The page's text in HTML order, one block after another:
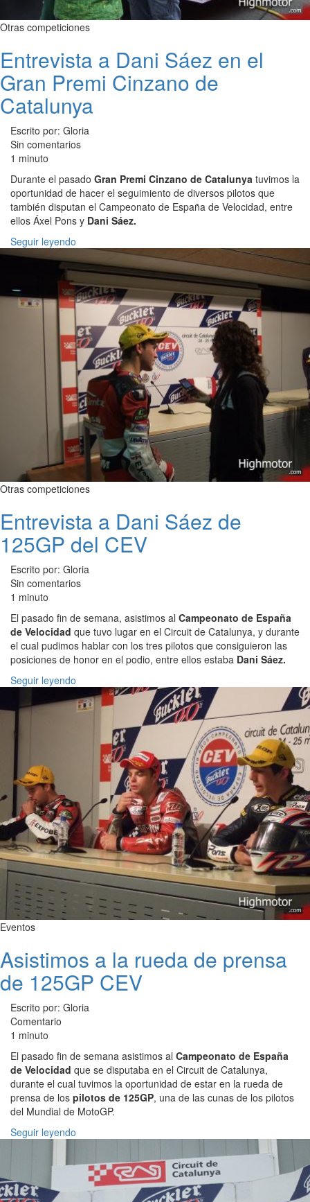
Otras competiciones
Entrevista a Dani Sáez en el
Gran Premi Cinzano de
Catalunya
Escrito por: Gloria
Sin comentarios
1 minuto
Durante el pasado Gran Premi Cinzano de Catalunya tuvimos la
oportunidad de hacer el seguimiento de diversos pilotos que
también disputan el Campeonato de España de Velocidad, entre
ellos Áxel Pons y Dani Sáez.
Seguir leyendo
Otras competiciones
Entrevista a Dani Sáez de
125GP del CEV
Escrito por: Gloria
Sin comentarios
1 minuto
El pasado fin de semana, asistimos al Campeonato de España
de Velocidad que tuvo lugar en el Circuit de Catalunya, y durante
el cual pudimos hablar con los tres pilotos que consiguieron las
posiciones de honor en el podio, entre ellos estaba Dani Sáez.
Seguir leyendo
Eventos
Asistimos a la rueda de prensa
de 125GP CEV
Escrito por: Gloria
Comentario
1 minuto
El pasado fin de semana asistimos al Campeonato de España
de Velocidad que se disputaba en el Circuit de Catalunya,
durante el cual tuvimos la oportunidad de estar en la rueda de
prensa de los pilotos de 125GP, una de las cunas de los pilotos
del Mundial de MotoGP.
Seguir leyendo